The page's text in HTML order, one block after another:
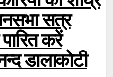
सत्र
करें
डालाकोटी